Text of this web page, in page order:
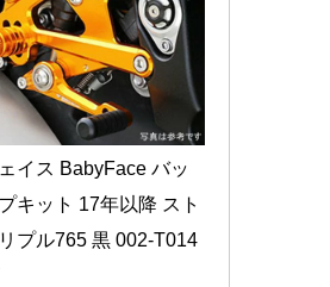
イス BabyFace バッ
キット 17年以降 スト
プル765 黒 002-T014